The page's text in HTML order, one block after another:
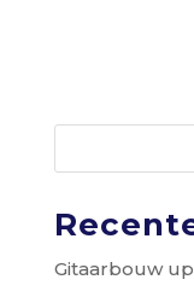
Gitaarbouw